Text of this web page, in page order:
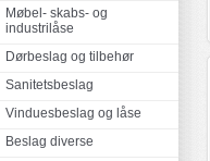
Møbel- skabs- og
industrilåse
Dørbeslag og tilbehør
Sanitetsbeslag
Vinduesbeslag og låse
Beslag diverse